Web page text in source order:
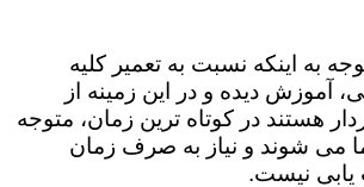
به اینکه نسبت به تعمیر کلیه
آموزش دیده و در این زمینه از
هستند در کوتاه ترین زمان، متوجه
می شوند و نیاز به صرف زمان
یابی نیست.